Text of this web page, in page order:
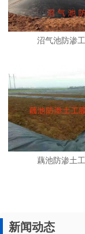
沼气池防渗
藕池防渗土
新闻动态